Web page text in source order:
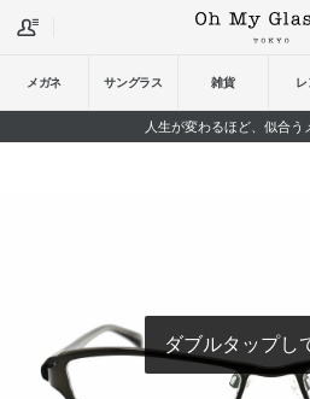
メガネ サングラス 雑貨 レ
人生が変わるほど、似合う
ダブルタップし